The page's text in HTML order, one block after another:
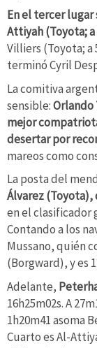
En el tercer lugar
Attiyah (Toyota; a
Villiers (Toyota; a
terminó Cyril
La comitiva
sensible:Orlando
mejor
desertar por
mareos como
La posta del
Álvarez (Toyota),
en el clasificador
Contando a los
Mussano, quién
(Borgward), y es
Adelante,
16h25m02s. A
1h20m41 asoma
Cuarto es Al-